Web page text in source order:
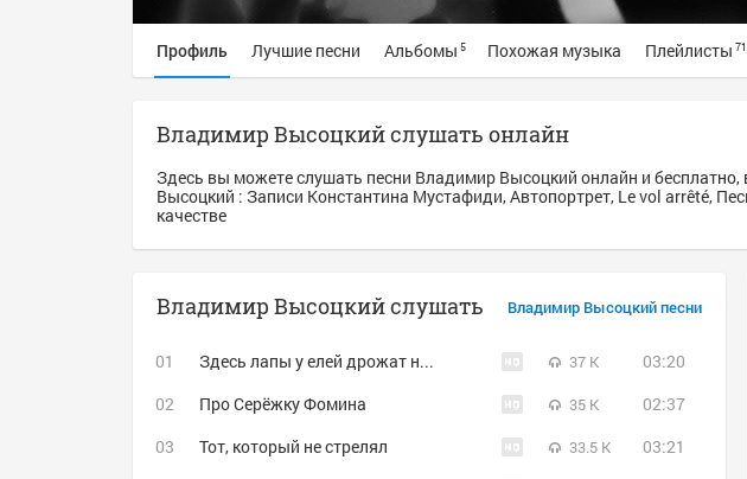
Профиль Лучшие песни Альбомы 5 Похожая музыка Плейлисты 71
Владимир Высоцкий слушать онлайн
Здесь вы можете слушать песни Владимир Высоцкий онлайн и
Высоцкий : Записи Константина Мустафиди, Автопортрет, Le vol arrêté,
качестве
Владимир Высоцкий песни
Владимир Высоцкий слушать
Здесь лапы у елей дрожат на ветру 37 K
03:20
Про Серёжку Фомина
35 K
02:37
Тот, который не стрелял
33.5 K
03:21